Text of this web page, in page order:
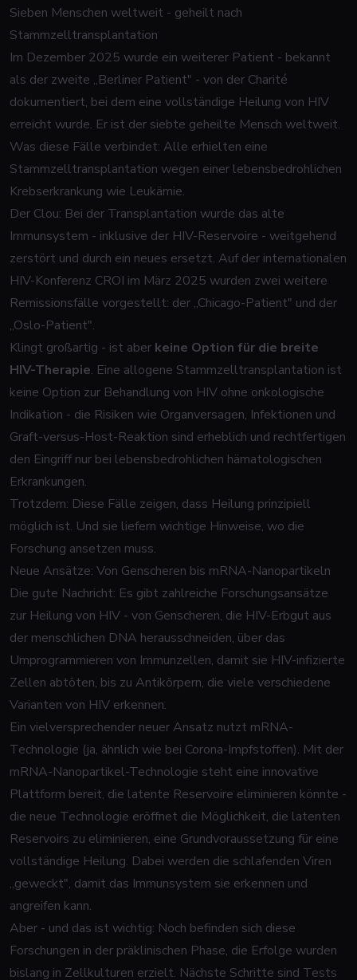
Sieben Menschen weltweit - geheilt nach
Stammzelltransplantation
Im Dezember 2025 wurde ein weiterer Patient - bekannt
als der zweite „Berliner Patient" - von der Charité
dokumentiert, bei dem eine vollständige Heilung von HIV
erreicht wurde. Er ist der siebte geheilte Mensch weltweit.
Was diese Fälle verbindet: Alle erhielten eine
Stammzelltransplantation wegen einer lebensbedrohlichen
Krebserkrankung wie Leukämie.
Der Clou: Bei der Transplantation wurde das alte
Immunsystem - inklusive der HIV-Reservoire - weitgehend
zerstört und durch ein neues ersetzt. Auf der internationalen
HIV-Konferenz CROI im März 2025 wurden zwei weitere
Remissionsfälle vorgestellt: der „Chicago-Patient" und der
„Oslo-Patient".
Klingt großartig - ist aber keine Option für die breite
HIV-Therapie. Eine allogene Stammzelltransplantation ist
keine Option zur Behandlung von HIV ohne onkologische
Indikation - die Risiken wie Organversagen, Infektionen und
Graft-versus-Host-Reaktion sind erheblich und rechtfertigen
den Eingriff nur bei lebensbedrohlichen hämatologischen
Erkrankungen.
Trotzdem: Diese Fälle zeigen, dass Heilung prinzipiell
möglich ist. Und sie liefern wichtige Hinweise, wo die
Forschung ansetzen muss.
Neue Ansätze: Von Genscheren bis mRNA-Nanopartikeln
Die gute Nachricht: Es gibt zahlreiche Forschungsansätze
zur Heilung von HIV - von Genscheren, die HIV-Erbgut aus
der menschlichen DNA herausschneiden, über das
Umprogrammieren von Immunzellen, damit sie HIV-infizierte
Zellen abtöten, bis zu Antikörpern, die viele verschiedene
Varianten von HIV erkennen.
Ein vielversprechender neuer Ansatz nutzt mRNA-
Technologie (ja, ähnlich wie bei Corona-Impfstoffen). Mit der
mRNA-Nanopartikel-Technologie steht eine innovative
Plattform bereit, die latente Reservoire eliminieren könnte -
die neue Technologie eröffnet die Möglichkeit, die latenten
Reservoirs zu eliminieren, eine Grundvoraussetzung für eine
vollständige Heilung. Dabei werden die schlafenden Viren
„geweckt", damit das Immunsystem sie erkennen und
angreifen kann.
Aber - und das ist wichtig: Noch befinden sich diese
Forschungen in der präklinischen Phase, die Erfolge wurden
bislang in Zellkulturen erzielt. Nächste Schritte sind Tests